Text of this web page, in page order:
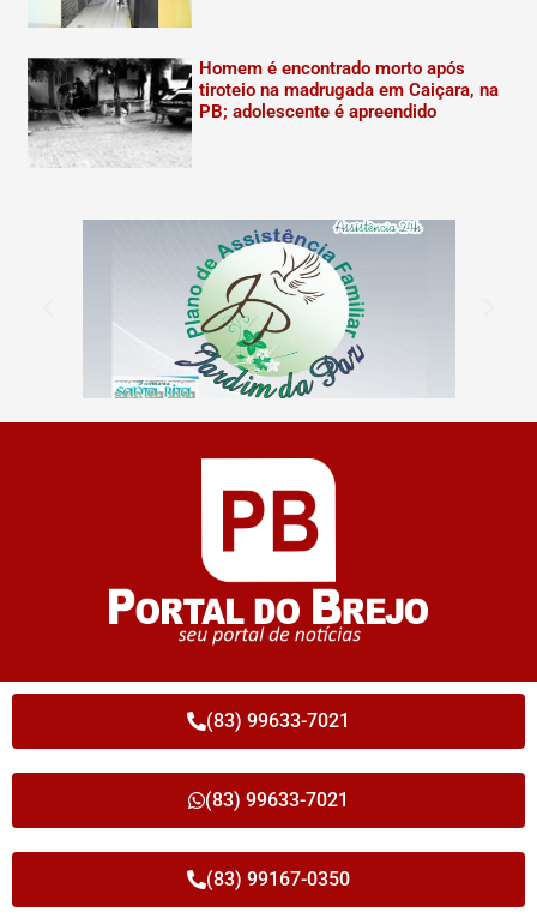
Homem é encontrado morto após
tiroteio na madrugada em Caiçara, na
PB; adolescente é apreendido
(83) 99633-7021
(83) 99633-7021
(83) 99167-0350